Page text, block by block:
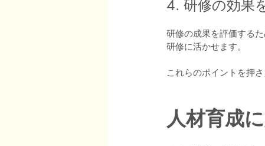
4. 研修の効果
研修の成果を評価する
研修に活かせます。
これらのポイントを押
人材育成